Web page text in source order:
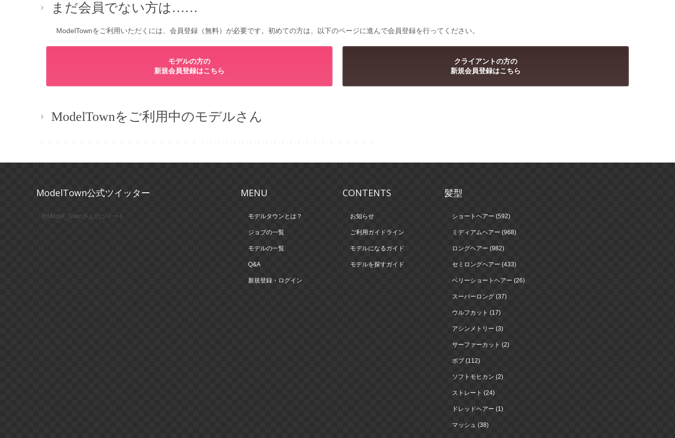
まだ会員でない方は……
ModelTownをご利用いただくには、会員登録（無料）が必要です。初めての方は、以下のページに進んで会員登録を行ってください。
モデルの方の
新規会員登録はこちら
クライアントの方の
新規会員登録はこちら
ModelTownをご利用中のモデルさん
ModelTown公式ツイッター
@Model_Townさんのツイート
MENU
モデルタウンとは？
ジョブの一覧
モデルの一覧
Q&A
新規登録・ログイン
CONTENTS
お知らせ
ご利用ガイドライン
モデルになるガイド
モデルを探すガイド
髪型
ショートヘアー (592)
ミディアムヘアー (968)
ロングヘアー (982)
セミロングヘアー (433)
ベリーショートヘアー (26)
スーパーロング (37)
ウルフカット (17)
アシンメトリー (3)
サーファーカット (2)
ボブ (112)
ソフトモヒカン (2)
ストレート (24)
ドレッドヘアー (1)
マッシュ (38)